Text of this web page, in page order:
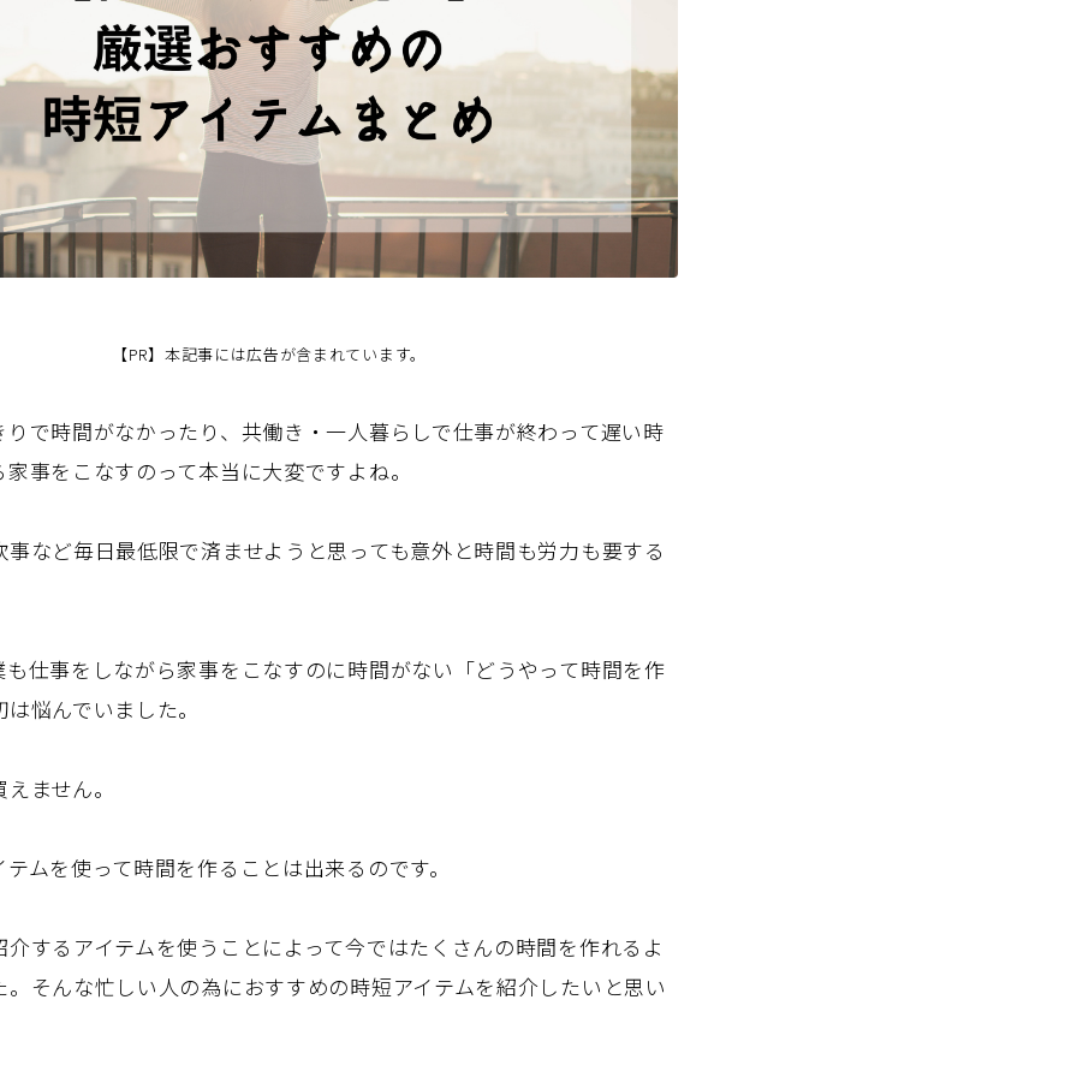
【PR】本記事には広告が含まれています。
で時間がなかったり、共働き・一人暮らしで仕事が終わって遅い時
事をこなすのって本当に大変ですよね。
など毎日最低限で済ませようと思っても意外と時間も労力も要する
も仕事をしながら家事をこなすのに時間がない「どうやって時間を作
悩んでいました。
ません。
ムを使って時間を作ることは出来るのです。
するアイテムを使うことによって今ではたくさんの時間を作れるよ
そんな忙しい人の為におすすめの時短アイテムを紹介したいと思い